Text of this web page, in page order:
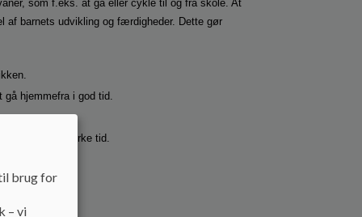
som f.eks. at gå eller cykle til og fra skole. At
af barnets udvikling og færdigheder. Dette gør
hjemmefra i god tid.
lygter i den mørke tid.
brug for
– vi